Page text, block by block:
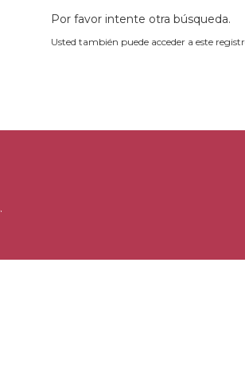
Por favor intente otra búsqueda.
Usted también puede acceder a este